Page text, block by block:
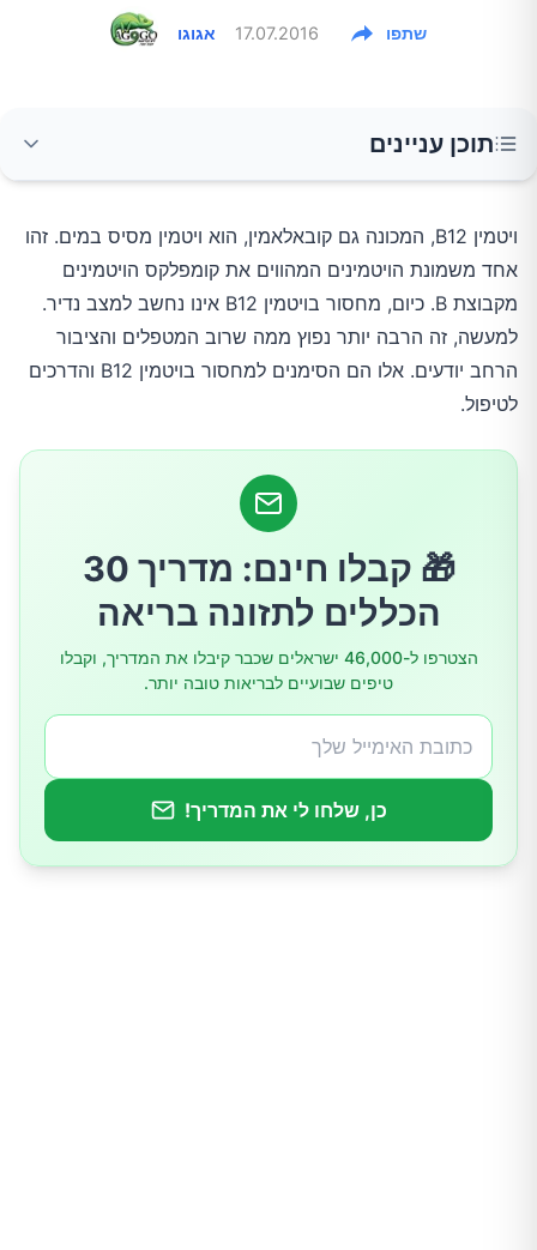
אגוגו 17.07.2016 שתפו
תוכן עניינים
מדוע ויטמין B12 חשוב?
מה גורם למחסור בויטמין B12?
מי נמצא בסיכון גבוה יותר?
5.דיכאון
7.תת פעילות של בלוטת התריס
ויטמין B12, המכונה גם קובאלאמין, הוא ויטמין מסיס במים. זהו
אחד משמונת הויטמינים המהווים את קומפלקס הויטמינים
מקבוצת B. כיום, מחסור בויטמין B12 אינו נחשב למצב נדיר.
למעשה, זה הרבה יותר נפוץ ממה שרוב המטפלים והציבור
הרחב יודעים. אלו הם הסימנים למחסור בויטמין B12 והדרכים
לטיפול.
🎁 קבלו חינם: מדריך 30
הכללים לתזונה בריאה
הצטרפו ל-46,000 ישראלים שכבר קיבלו את המדריך, וקבלו
טיפים שבועיים לבריאות טובה יותר.
כן, שלחו לי את המדריך!